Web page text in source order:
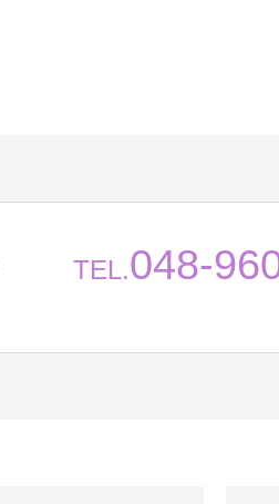
TEL.048-